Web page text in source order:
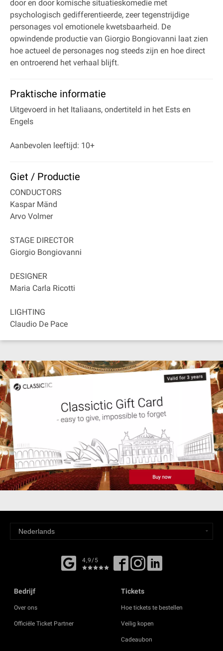
door en door komische situatieskomedie met
psychologisch gedifferentieerde, zeer tegenstrijdige
personages vol emotionele kwetsbaarheid. De
opwindende productie van Giorgio Bongiovanni laat zien
hoe actueel de personages nog steeds zijn en hoe direct
en ontroerend het verhaal blijft.
Praktische informatie
Uitgevoerd in het Italiaans, ondertiteld in het Ests en
Engels
Aanbevolen leeftijd: 10+
Giet / Productie
CONDUCTORS
Kaspar Mänd
Arvo Volmer
STAGE DIRECTOR
Giorgio Bongiovanni
DESIGNER
Maria Carla Ricotti
LIGHTING
Claudio De Pace
4,9/5
Bedrijf
Over ons
Officiële Ticket Partner
Tickets
Hoe tickets te bestellen
Veilig kopen
Cadeaubon